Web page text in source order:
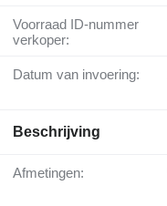
Voorraad ID-nummer
verkoper:
Datum van invoering:
Beschrijving
Afmetingen: